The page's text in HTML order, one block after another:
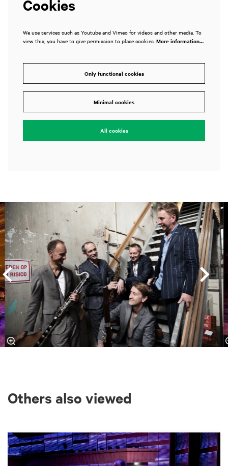
Cookies
We use services such as Youtube and Vimeo for videos and other media. To
view this, you have to give permission to place cookies. More information…
Only functional cookies
Minimal cookies
All cookies
Skip
Others also viewed